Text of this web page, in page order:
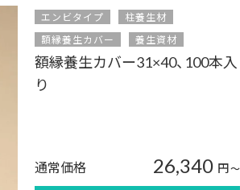
エンビタイプ
柱養生材
額縁養生カバー
養生資材
額縁養生カバー31×40、100本入
り
通常価格 26,340 円〜